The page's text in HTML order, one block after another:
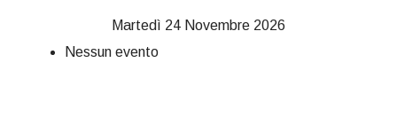
Martedì 24 Novembre 2026
Nessun evento